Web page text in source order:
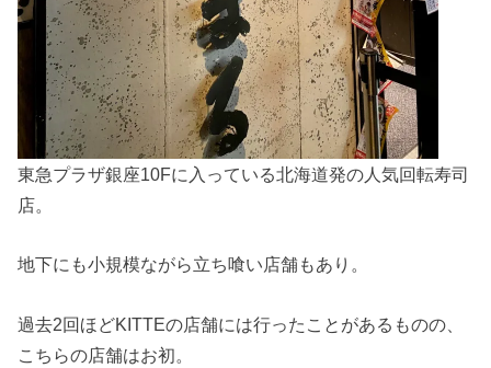
東急プラザ銀座10Fに入っている北海道発の人気回転寿司
店。
地下にも小規模ながら立ち喰い店舗もあり。
過去2回ほどKITTEの店舗には行ったことがあるものの、
こちらの店舗はお初。